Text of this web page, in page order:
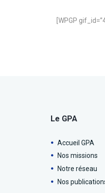
[WPGP
Le GPA
Accueil GPA
Nos missions
Notre réseau
Nos